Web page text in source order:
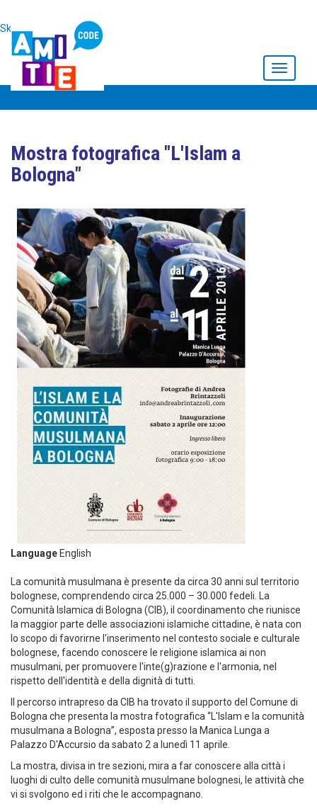
Skip to main content
Toggle
Mostra fotografica "L'Islam a
Bologna"
Language English
La comunità musulmana è presente da circa 30 anni sul territorio
bolognese, comprendendo circa 25.000 – 30.000 fedeli. La
Comunità Islamica di Bologna (CIB), il coordinamento che riunisce
la maggior parte delle associazioni islamiche cittadine, è nata con
lo scopo di favorirne l'inserimento nel contesto sociale e culturale
bolognese, facendo conoscere le religione islamica ai non
musulmani, per promuovere l'inte(g)razione e l'armonia, nel
rispetto dell'identità e della dignità di tutti.
Il percorso intrapreso da CIB ha trovato il supporto del Comune di
Bologna che presenta la mostra fotografica “L'Islam e la comunità
musulmana a Bologna”, esposta presso la Manica Lunga a
Palazzo D'Accursio da sabato 2 a lunedì 11 aprile.
La mostra, divisa in tre sezioni, mira a far conoscere alla città i
luoghi di culto delle comunità musulmane bolognesi, le attività che
vi si svolgono ed i riti che le accompagnano.